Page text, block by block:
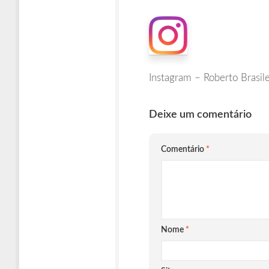
Instagram – Roberto
Deixe um comentário
Comentário *
Nome *